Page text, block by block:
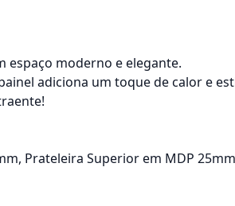
espaço moderno e elegante.
adiciona um toque de calor e
Prateleira Superior em MDP